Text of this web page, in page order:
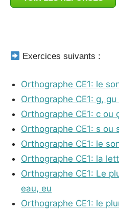
Exercices suivants :
Orthographe CE1: le
Orthographe CE1: g, gu
Orthographe CE1: c ou
Orthographe CE1: s ou
Orthographe CE1: le
Orthographe CE1: la
Orthographe CE1: Le
eau, eu
Orthographe CE1: le